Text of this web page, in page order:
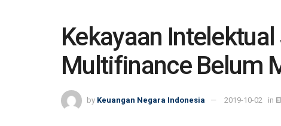
Kekayaan
Multifinance Belum
by Keuangan Negara Indonesia 2019-10-02 in